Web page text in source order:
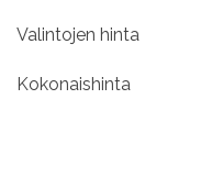
Valintojen hinta
Kokonaishinta